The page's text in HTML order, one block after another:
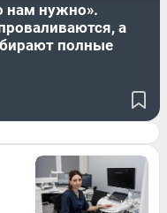
нам нужно».
а
полные